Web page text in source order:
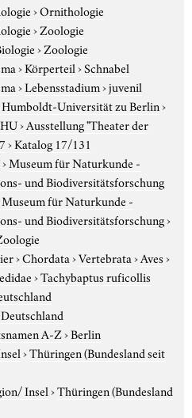
›Ornithologie
›Zoologie
›Zoologie
›Körperteil›Schnabel
›Lebensstadium›juvenil
Humboldt-Universität zu Berlin›
›Ausstellung "Theater der
›Katalog 17/131
›Museum für Naturkunde -
und Biodiversitätsforschung
Museum für Naturkunde -
und Biodiversitätsforschung›
›Chordata›Vertebrata›Aves›
›Tachybaptus ruficollis
Deutschland
A-Z›Berlin
›Thüringen (Bundesland seit
Insel›Thüringen (Bundesland